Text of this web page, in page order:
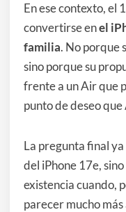
En ese contexto, el
convertirse enel
familia. No porque
sino porque su
frente a un Air que
punto de deseo
La pregunta final ya
del iPhone 17e,
existencia cuando,
parecer mucho